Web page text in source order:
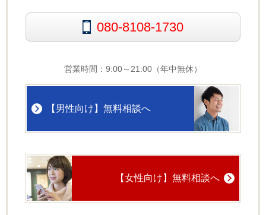
080-8108-1730
営業時間：9:00～21:00（年中無休）
【男性向け】無料相談へ
【女性向け】無料相談へ